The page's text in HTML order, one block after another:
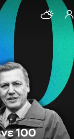
100